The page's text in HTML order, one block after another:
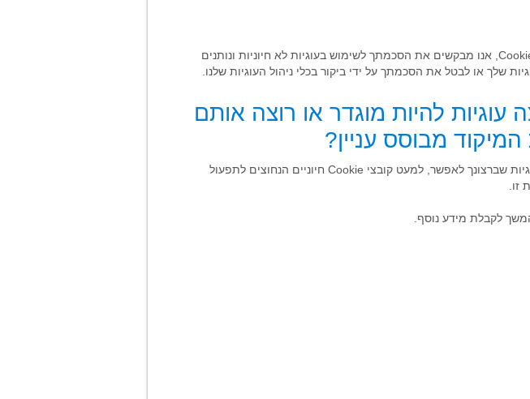
ב-CogniFit אנו מצייתים לתקנת הגנת המידע הכללית (GDPR). באמצעות Cookiebot, אנו מבקשים את הסכמתך לשימוש בעוגיות לא חיוניות ונותנים
או לבטל את הסכמתך על ידי ביקור בכלי ניהול העוגיות שלנו.
להיות מוגדר או רוצה אותם
מבוסס עניין?
CogniFit משתמשת במערכת ניהול קובצי Cookie, בה תוכל לבחור את סוגי העוגיות שברצונך לאפשר, למעט קובצי Cookie חיוניים הנחוצים לתפעול
זו.
לקבלת מידע נוסף.